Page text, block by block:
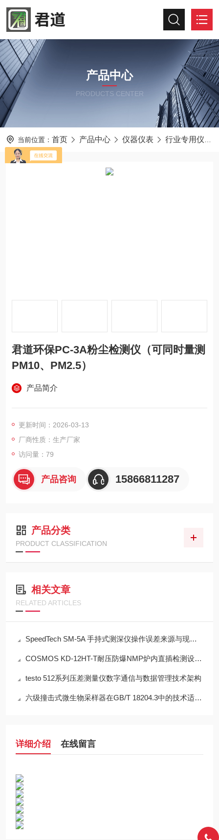
产品中心
PRODUCTS CENTER
当前位置： 首页 产品中心 仪器仪表 行业专用仪器仪表
君道环保PC-3A粉尘检测仪（可同时量测
PM10、PM2.5）
产品简介
更新时间：2026-03-13
厂商性质：生产厂家
访问量：79
产品咨询 15866811287
产品分类
PRODUCT CLASSIFICATION
相关文章
RELATED ARTICLES
SpeedTech SM-5A 手持式测深仪操作误差来源与现场应用技术规范
COSMOS KD-12HT-T耐压防爆NMP炉内直插检测设备工程设计指南
testo 512系列压差测量仪数字通信与数据管理技术架构
六级撞击式微生物采样器在GB/T 18204.3中的技术适配性分析
详细介绍 在线留言